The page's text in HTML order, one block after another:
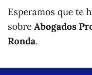
Esperamos que te
sobre Abogados
Ronda.